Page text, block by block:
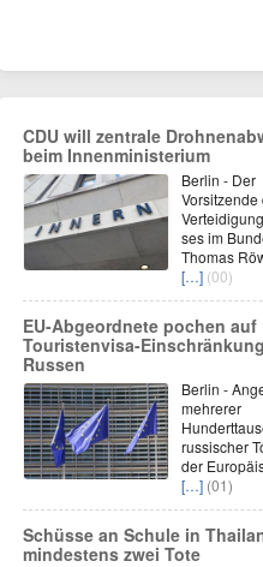
CDU will zentrale
beim Innenministerium
Berlin - Der
Vorsitzende
ses im
Thomas
[…] (00)
EU-Abgeordnete pochen auf
Touristenvisa-
Russen
Berlin -
mehrerer
russischer
der
[…] (01)
Schüsse an Schule in
mindestens zwei Tote